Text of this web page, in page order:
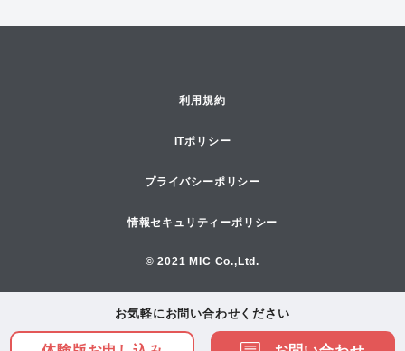
利用規約
ITポリシー
プライバシーポリシー
情報セキュリティーポリシー
© 2021 MIC Co.,Ltd.
お気軽にお問い合わせください